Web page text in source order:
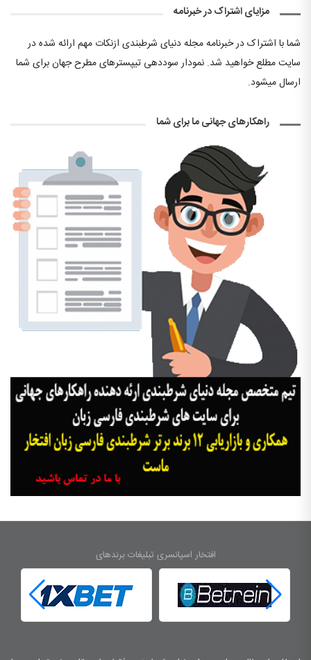
مزایای اشتراک در خبرنامه
شما با اشتراک در خبرنامه مجله دنیای شرطبندی ازنکات مهم ارائه شده در
سایت مطلع خواهید شد. نمودار سوددهی تیپسترهای مطرح جهان برای شما
ارسال میشود.
راهکارهای جهانی ما برای شما
افتخار اسپانسری تبلیغات برندهای